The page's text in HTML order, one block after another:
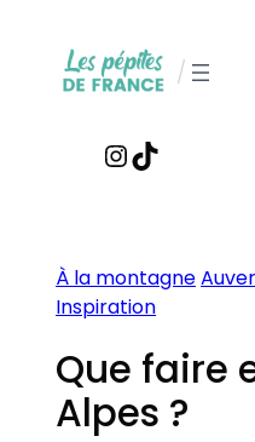
contenu
/
Instagram
TikTok
À la montagne
Inspiration
Que faire
Alpes ?